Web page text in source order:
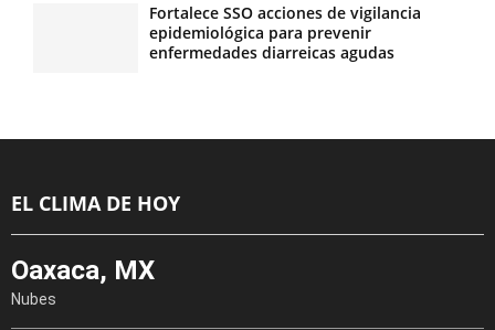
Fortalece SSO acciones de vigilancia
epidemiológica para prevenir
enfermedades diarreicas agudas
EL CLIMA DE HOY
Oaxaca, MX
Nubes